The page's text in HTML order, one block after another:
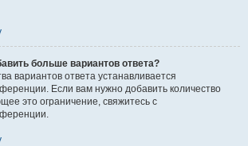
больше вариантов ответа?
вариантов ответа устанавливается
Если вам нужно добавить количество
это ограничение, свяжитесь с